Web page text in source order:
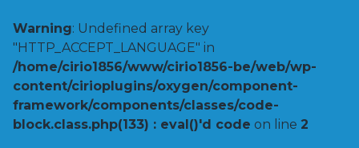
Warning: Undefined array key
"HTTP_ACCEPT_LANGUAGE" in
/home/cirio1856/www/cirio1856-be/web/wp-
content/cirioplugins/oxygen/component-
framework/components/classes/code-
block.class.php(133) : eval()'d code on line 2